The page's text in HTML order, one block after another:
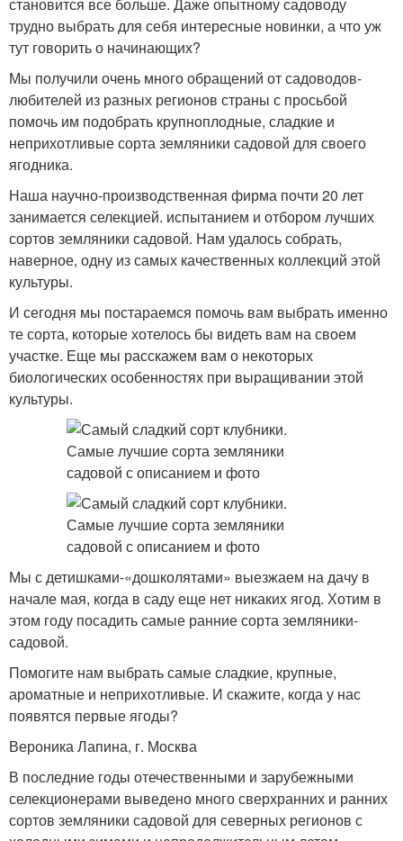
трудно выбрать для себя интересные новинки, а что уж
тут говорить о начинающих?
Мы получили очень много обращений от садоводов-
любителей из разных регионов страны с просьбой
помочь им подобрать крупноплодные, сладкие и
неприхотливые сорта земляники садовой для своего
ягодника.
Наша научно-производственная фирма почти 20 лет
занимается селекцией. испытанием и отбором лучших
сортов земляники садовой. Нам удалось собрать,
наверное, одну из самых качественных коллекций этой
культуры.
И сегодня мы постараемся помочь вам выбрать именно
те сорта, которые хотелось бы видеть вам на своем
участке. Еще мы расскажем вам о некоторых
биологических особенностях при выращивании этой
культуры.
Мы с детишками-«дошколятами» выезжаем на дачу в
начале мая, когда в саду еще нет никаких ягод. Хотим в
этом году посадить самые ранние сорта земляники-
садовой.
Помогите нам выбрать самые сладкие, крупные,
ароматные и неприхотливые. И скажите, когда у нас
появятся первые ягоды?
Вероника Лапина, г. Москва
В последние годы отечественными и зарубежными
селекционерами выведено много сверхранних и ранних
сортов земляники садовой для северных регионов с